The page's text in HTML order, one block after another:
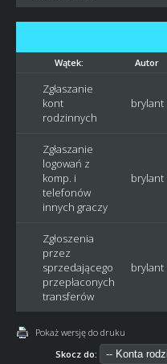
Wątek: Autor
Zgłaszanie
kont
rodzinnych
brylant
Zgłaszanie
logowań z
komp. i
telefonów
innych graczy
brylant
Zgłoszenia
przez
sprzedającego
przepłaconych
transferów
brylant
Pokaż wersję do druku
Skocz do: